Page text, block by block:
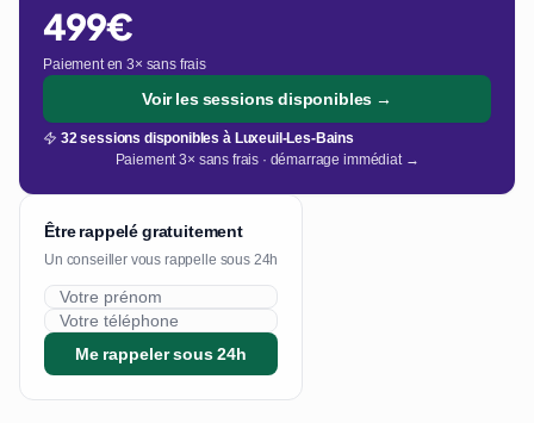
499€
Paiement en 3× sans frais
Voir les sessions disponibles →
32 sessions disponibles à Luxeuil-Les-Bains
Paiement 3× sans frais · démarrage immédiat →
Être rappelé gratuitement
Un conseiller vous rappelle sous 24h
Me rappeler sous 24h